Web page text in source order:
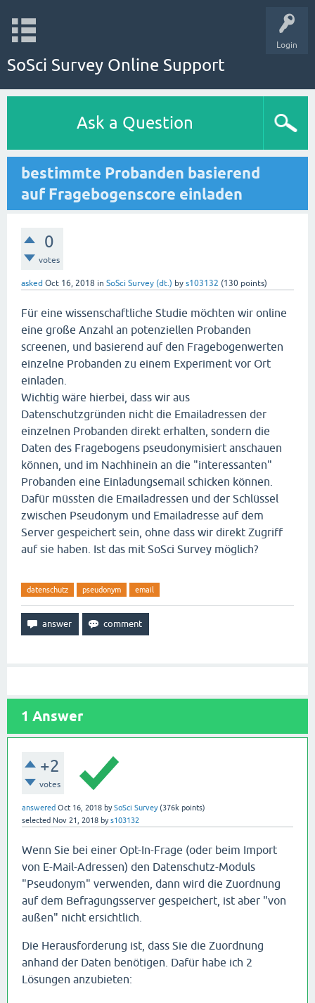
Login
SoSci Survey Online Support
Ask a Question
bestimmte Probanden basierend
auf Fragebogenscore einladen
0
votes
asked Oct 16, 2018 in SoSci Survey (dt.) by s103132 (130 points)
Für eine wissenschaftliche Studie möchten wir online
eine große Anzahl an potenziellen Probanden
screenen, und basierend auf den Fragebogenwerten
einzelne Probanden zu einem Experiment vor Ort
einladen.
Wichtig wäre hierbei, dass wir aus
Datenschutzgründen nicht die Emailadressen der
einzelnen Probanden direkt erhalten, sondern die
Daten des Fragebogens pseudonymisiert anschauen
können, und im Nachhinein an die "interessanten"
Probanden eine Einladungsemail schicken können.
Dafür müssten die Emailadressen und der Schlüssel
zwischen Pseudonym und Emailadresse auf dem
Server gespeichert sein, ohne dass wir direkt Zugriff
auf sie haben. Ist das mit SoSci Survey möglich?
datenschutz pseudonym email
1 Answer
+2
votes
answered Oct 16, 2018 bySoSci Survey (376k points)
selected Nov 21, 2018 bys103132
Wenn Sie bei einer Opt-In-Frage (oder beim Import
von E-Mail-Adressen) den Datenschutz-Moduls
"Pseudonym" verwenden, dann wird die Zuordnung
auf dem Befragungsserver gespeichert, ist aber "von
außen" nicht ersichtlich.
Die Herausforderung ist, dass Sie die Zuordnung
anhand der Daten benötigen. Dafür habe ich 2
Lösungen anzubieten: